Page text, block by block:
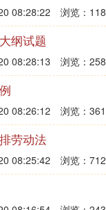
08:28:22 浏览：118
纲试题
08:28:13 浏览：258
08:26:12 浏览：361
劳动法
08:25:42 浏览：712